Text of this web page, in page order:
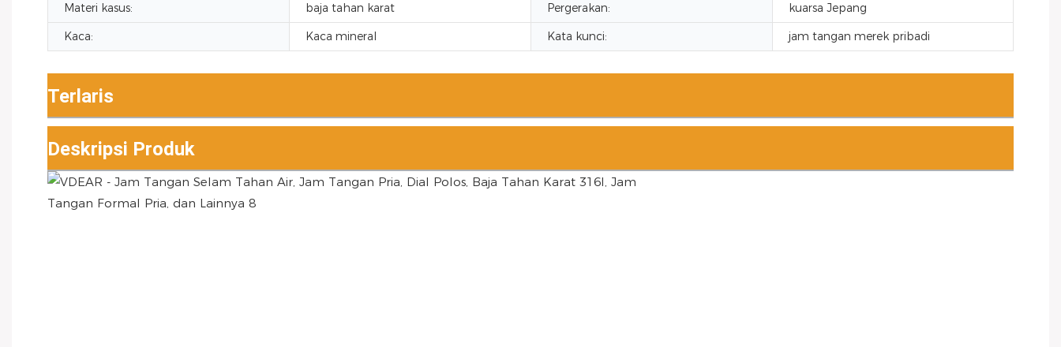
Materi kasus:
baja tahan karat Pergerakan:
kuarsa Jepang
Kaca:
Kaca mineral Kata kunci: jam tangan merek pribadi
Terlaris
Deskripsi Produk